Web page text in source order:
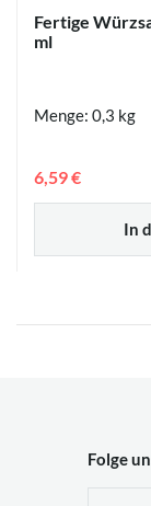
Fertige
ml
Menge: 0,3 kg
In
6,59 €
Folge